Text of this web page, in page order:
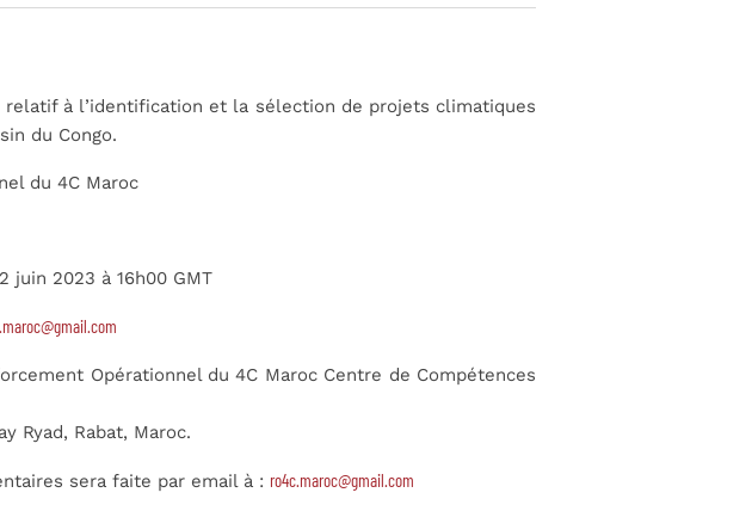
relatif à l’identification et la sélection de projets climatiques
du Congo.
du 4C Maroc
juin 2023 à 16h00 GMT
Opérationnel du 4C Maroc Centre de Compétences
Ryad, Rabat, Maroc.
sera faite par email à : ro4c.maroc@gmail.com